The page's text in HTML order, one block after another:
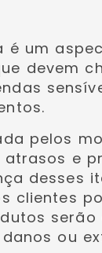
é um
devem
pelos
e
desses
clientes
ou